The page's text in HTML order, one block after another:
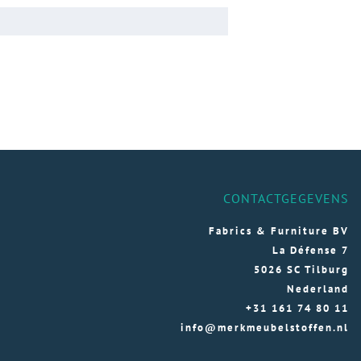
CONTACTGEGEVENS
Fabrics & Furniture BV
La Défense 7
5026 SC Tilburg
Nederland
+31 161 74 80 11
info@merkmeubelstoffen.nl